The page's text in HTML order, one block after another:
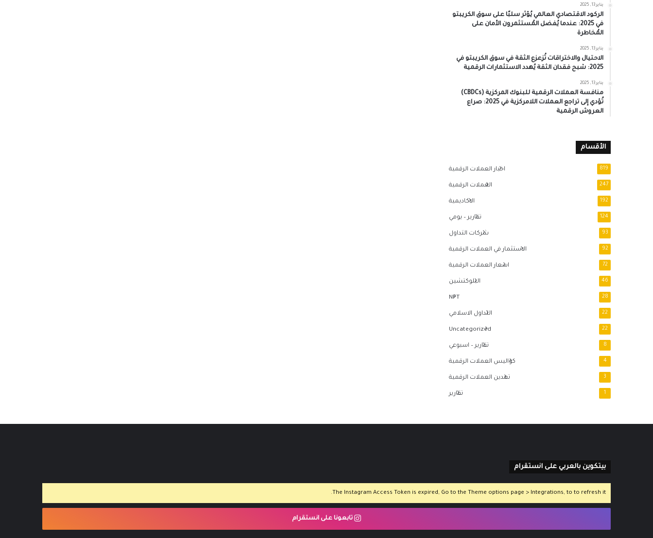
يناير 13, 2025
الركود الاقتصادي العالمي يُؤثر سلبًا على سوق الكريبتو
في 2025: عندما يُفضل المُستثمرون الأمان على
المُخاطرة
يناير 13, 2025
الاحتيال والاختراقات تُزعزع الثقة في سوق الكريبتو في
2025: شبح فقدان الثقة يُهدد الاستثمارات الرقمية
يناير 13, 2025
منافسة العملات الرقمية للبنوك المركزية (CBDCs)
تُؤدي إلى تراجع العملات اللامركزية في 2025: صراع
العروش الرقمية
الأقسام
اخبار العملات الرقمية 819
العملات الرقمية 247
الاكاديمية 192
تقارير – يومي 124
شركات التداول 93
الاستثمار في العملات الرقمية 92
اسعار العملات الرقمية 72
البلوكتشين 46
NFT 28
التداول الاسلامي 22
Uncategorized 22
تقارير – اسبوعي 8
كواليس العملات الرقمية 4
تعدين العملات الرقمية 3
تقارير 1
بيتكوين بالعربي على انستقرام
The Instagram Access Token is expired, Go to the Theme options page > Integrations, to to refresh it.
تابعونا على انستقرام